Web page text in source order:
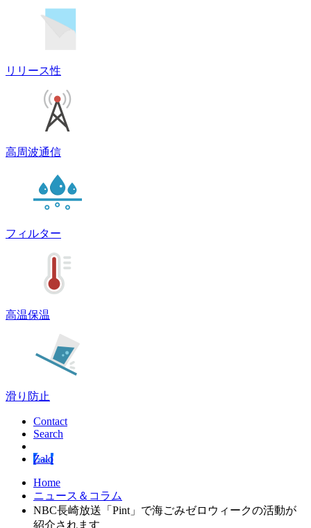
リリース性
高周波通信
フィルター
高温保温
滑り防止
Contact
Search
Zalo
Home
ニュース＆コラム
NBC長崎放送「Pint」で海ごみゼロウィークの活動が
紹介されます